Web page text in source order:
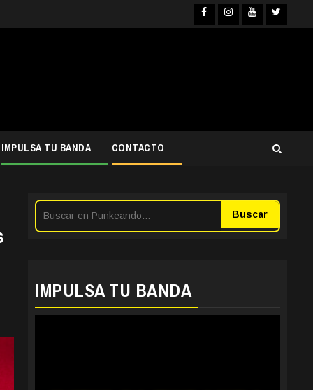
Facebook
Instagram
IMPULSA TU BANDA CONTACTO
Buscar
IMPULSA TU BANDA